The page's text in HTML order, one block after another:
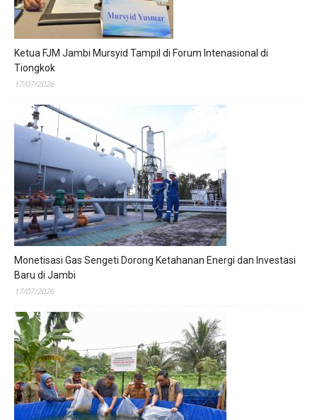
Ketua FJM Jambi Mursyid Tampil di Forum Intenasional di
Tiongkok
17/07/2026
Monetisasi Gas Sengeti Dorong Ketahanan Energi dan Investasi
Baru di Jambi
17/07/2026